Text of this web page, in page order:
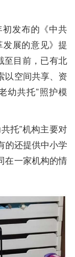
发布的《中共
展的意见》提
至目前，已有北
以空间共享、资
幼共托”照护模
托”机构主要对
的还提供中小学
在一家机构的情